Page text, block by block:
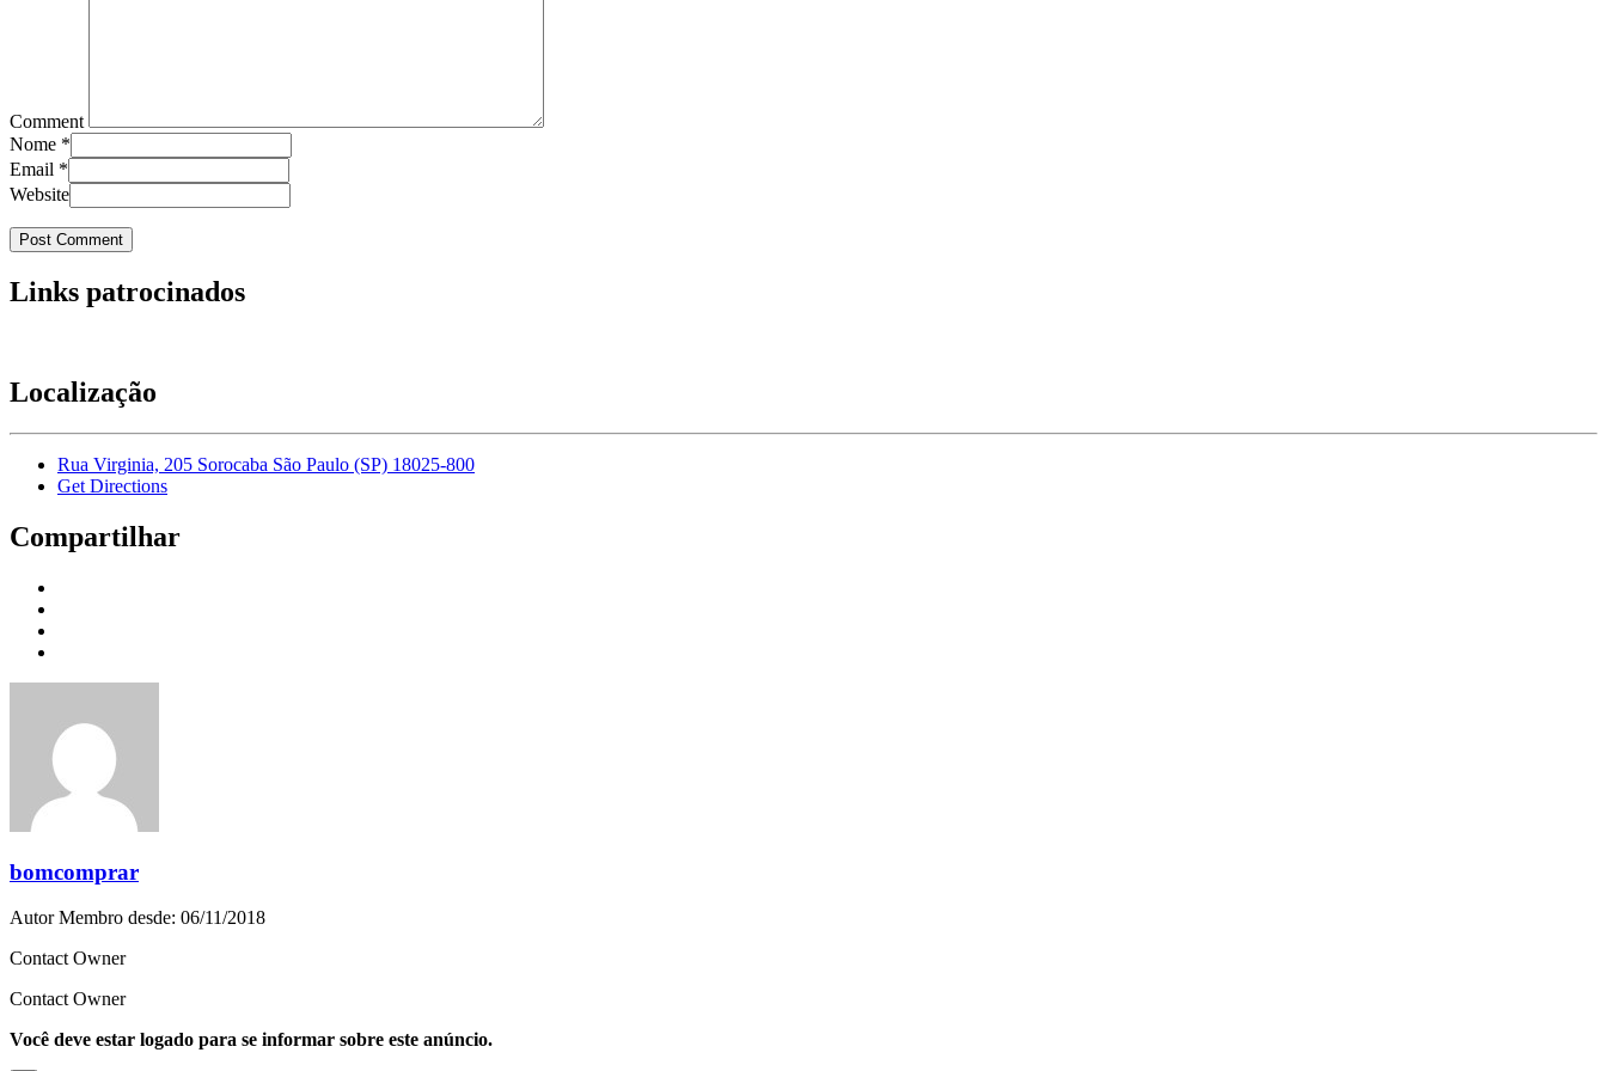
Comment
Nome *
Email *
Website
Links patrocinados
Localização
Rua Virginia, 205 Sorocaba São Paulo (SP) 18025-800
Get Directions
Compartilhar
bomcomprar
Autor Membro desde: 06/11/2018
Contact Owner
Contact Owner
Você deve estar logado para se informar sobre este anúncio.